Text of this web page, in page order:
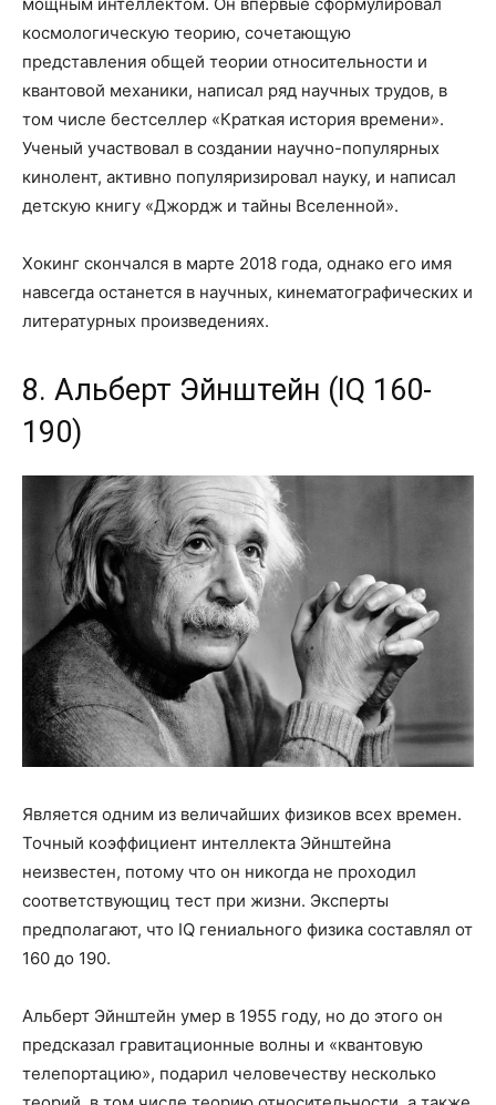
космологическую теорию, сочетающую
представления общей теории относительности и
квантовой механики, написал ряд научных трудов, в
том числе бестселлер «Краткая история времени».
Ученый участвовал в создании научно-популярных
кинолент, активно популяризировал науку, и написал
детскую книгу «Джордж и тайны Вселенной».
Хокинг скончался в марте 2018 года, однако его имя
навсегда останется в научных, кинематографических и
литературных произведениях.
8. Альберт Эйнштейн (IQ 160-
190)
Является одним из величайших физиков всех времен.
Точный коэффициент интеллекта Эйнштейна
неизвестен, потому что он никогда не проходил
соответствующиц тест при жизни. Эксперты
предполагают, что IQ гениального физика составлял от
160 до 190.
Альберт Эйнштейн умер в 1955 году, но до этого он
предсказал гравитационные волны и «квантовую
телепортацию», подарил человечеству несколько